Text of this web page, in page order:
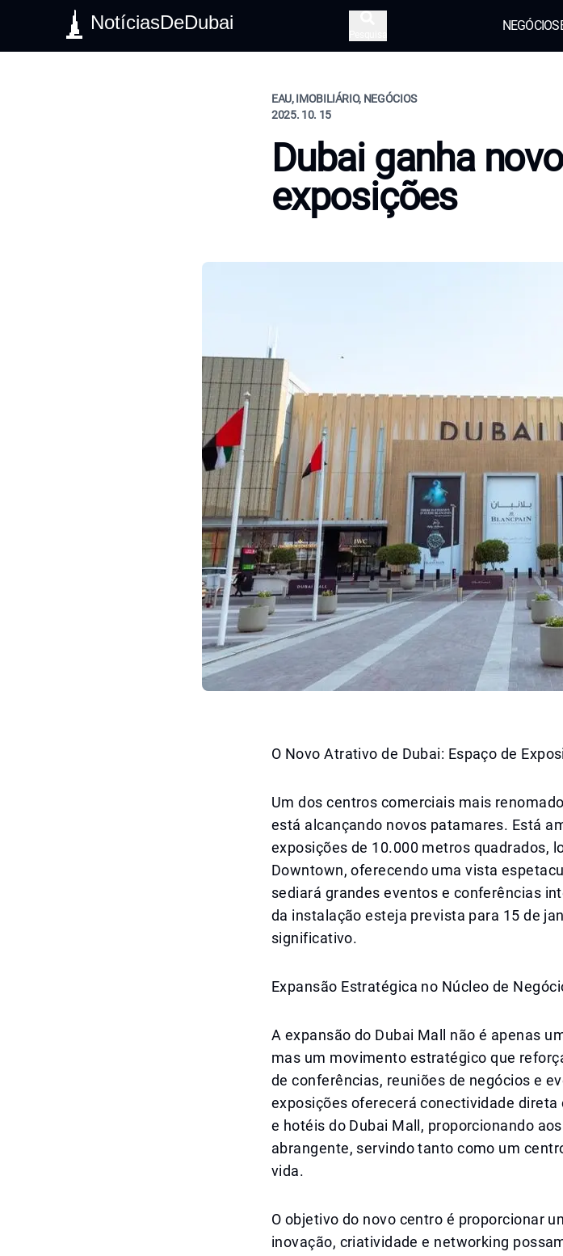
NotíciasDeDubai NEGÓCIOS
EAU, IMOBILIÁRIO, NEGÓCIOS
2025. 10. 15
Dubai ganha
exposições
O Novo Atrativo de Dubai: Espaço de
Um dos centros comerciais mais
está alcançando novos patamares. Está
exposições de 10.000 metros quadrados,
Downtown, oferecendo uma vista
sediará grandes eventos e conferências
da instalação esteja prevista para 15 de
significativo.
Expansão Estratégica no Núcleo de
A expansão do Dubai Mall não é apenas
mas um movimento estratégico que
de conferências, reuniões de negócios e
exposições oferecerá conectividade
e hotéis do Dubai Mall, proporcionando
abrangente, servindo tanto como um
vida.
O objetivo do novo centro é proporcionar
inovação, criatividade e networking